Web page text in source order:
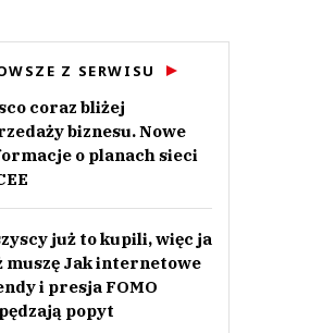
Z SERWISU
coraz bliżej
biznesu. Nowe
o planach sieci
już to kupili, więc ja
muszę Jak internetowe
i presja FOMO
popyt